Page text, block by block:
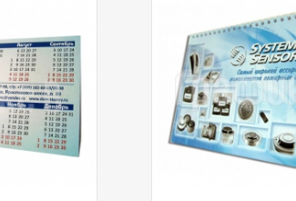
4+4 - цветная печать
с двух сторон
календарь с
индивидуальным
календарным блоком